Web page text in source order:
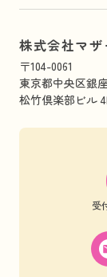
株式会社マザ
〒104-0061
東京都中央区銀
松竹倶楽部ビル
受